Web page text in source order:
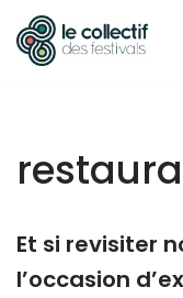
Aller
Et si revisiter
l’occasion